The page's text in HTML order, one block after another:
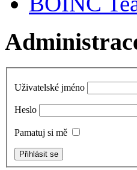
Uživatelské jméno
Heslo
Pamatuj si mě